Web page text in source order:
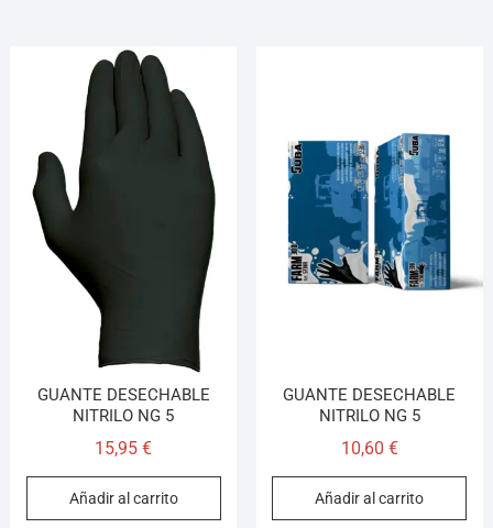
GUANTE DESECHABLE
NITRILO NG 5
15,95€
Añadir al carrito
GUANTE DESECHABLE
NITRILO NG 5
10,60 €
Añadir al carrito